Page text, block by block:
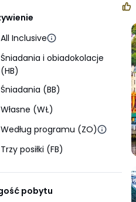
All Inclusive
Śniadania i obiadokolacje
(HB)
Śniadania (BB)
Własne (WŁ)
Według programu (ZO)
Trzy posiłki (FB)
pobytu